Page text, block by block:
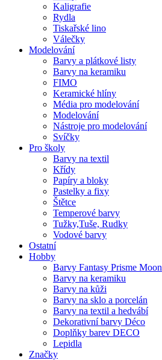
Kaligrafie
Rydla
Tiskařské lino
Válečky
Modelování
Barvy a plátkové listy
Barvy na keramiku
FIMO
Keramické hlíny
Média pro modelování
Modelování
Nástroje pro modelování
Svíčky
Pro školy
Barvy na textil
Křídy
Papíry a bloky
Pastelky a fixy
Štětce
Temperové barvy
Tužky,Tuše, Rudky
Vodové barvy
Ostatní
Hobby
Barvy Fantasy Prisme Moon
Barvy na keramiku
Barvy na kůži
Barvy na sklo a porcelán
Barvy na textil a hedvábí
Dekorativní barvy Déco
Doplňky barev DECO
Lepidla
Značky